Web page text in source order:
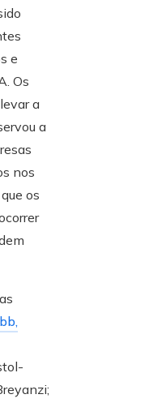
e
Os
a
a
nos
os